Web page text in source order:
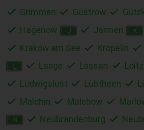
Grimmen
Güstrow
Hagenow J Jarmen K
Krakow am See
Kröpelin
Laage Lassan
Loitz
Ludwigslust
Lübtheen
Malchin Malchow
N Neubrandenburg